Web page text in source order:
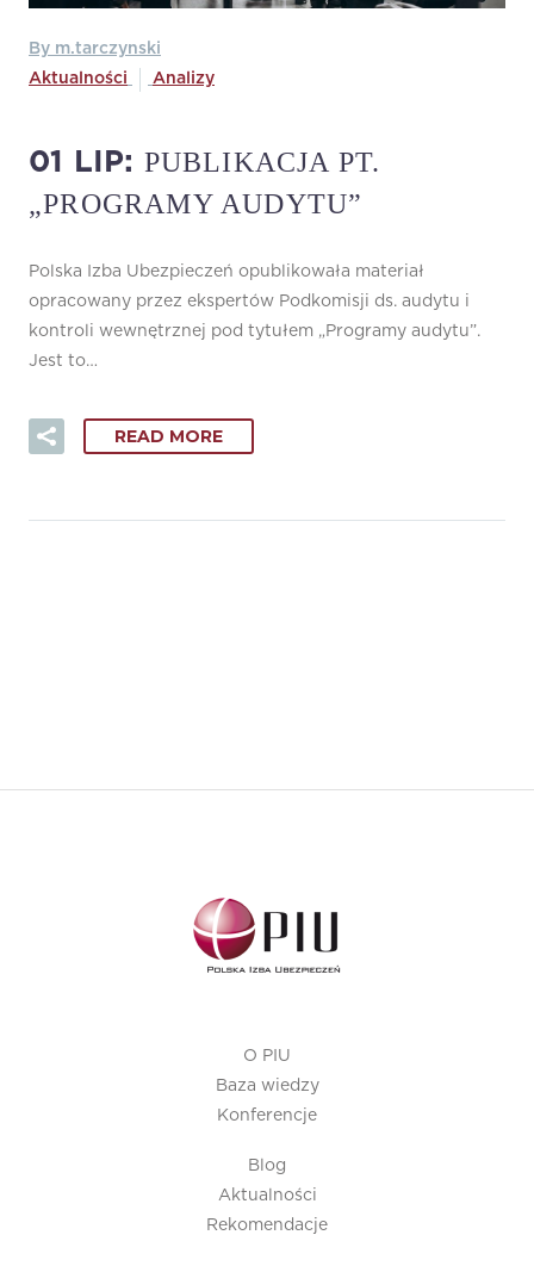
By m.tarczynski
Aktualności
Analizy
01 LIP: PUBLIKACJA PT.
„PROGRAMY AUDYTU”
Polska Izba Ubezpieczeń opublikowała materiał
opracowany przez ekspertów Podkomisji ds. audytu i
kontroli wewnętrznej pod tytułem „Programy audytu”.
Jest to…
READ MORE
O PIU
Baza wiedzy
Konferencje
Blog
Aktualności
Rekomendacje